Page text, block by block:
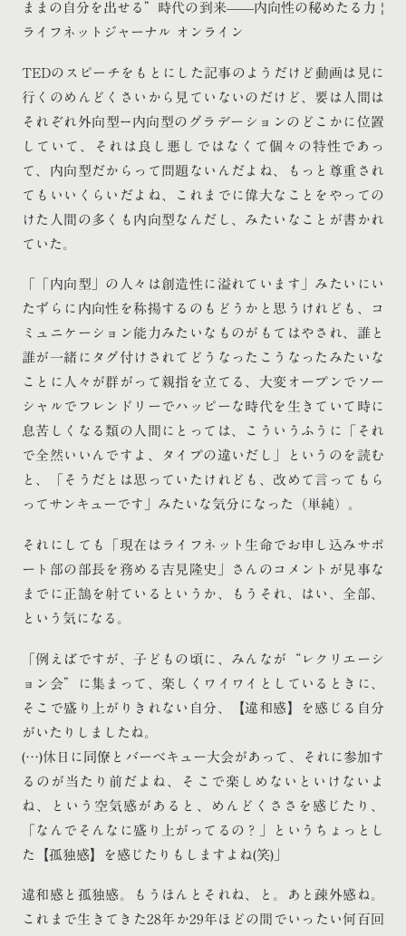
ままの自分を出せる”時代の到来——内向性の秘めたる力 |
ライフネットジャーナル オンライン
TEDのスピーチをもとにした記事のようだけど動画は見に
行くのめんどくさいから見ていないのだけど、要は人間は
それぞれ外向型↔内向型のグラデーションのどこかに位置
していて、それは良し悪しではなくて個々の特性であっ
て、内向型だからって問題ないんだよね、もっと尊重され
てもいいくらいだよね、これまでに偉大なことをやっての
けた人間の多くも内向型なんだし、みたいなことが書かれ
ていた。
「「内向型」の人々は創造性に溢れています」みたいにい
たずらに内向性を称揚するのもどうかと思うけれども、コ
ミュニケーション能力みたいなものがもてはやされ、誰と
誰が一緒にタグ付けされてどうなったこうなったみたいな
ことに人々が群がって親指を立てる、大変オープンでソー
シャルでフレンドリーでハッピーな時代を生きていて時に
息苦しくなる類の人間にとっては、こういうふうに「それ
で全然いいんですよ、タイプの違いだし」というのを読む
と、「そうだとは思っていたけれども、改めて言ってもら
ってサンキューです」みたいな気分になった（単純）。
それにしても「現在はライフネット生命でお申し込みサポ
ート部の部長を務める吉見隆史」さんのコメントが見事な
までに正鵠を射ているというか、もうそれ、はい、全部、
という気になる。
「例えばですが、子どもの頃に、みんなが“レクリエーシ
ョン会”に集まって、楽しくワイワイとしているときに、
そこで盛り上がりきれない自分、【違和感】を感じる自分
がいたりしましたね。
(…)休日に同僚とバーベキュー大会があって、それに参加す
るのが当たり前だよね、そこで楽しめないといけないよ
ね、という空気感があると、めんどくささを感じたり、
「なんでそんなに盛り上がってるの？」というちょっとし
た【孤独感】を感じたりもしますよね(笑)」
違和感と孤独感。もうほんとそれね、と。あと疎外感ね。
これまで生きてきた28年か29年ほどの間でいったい何百回